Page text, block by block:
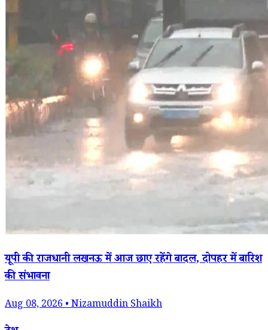
यूपी की राजधानी लखनऊ में आज छाए रहेंगे बादल, दोपहर में बारिश
की संभावना
Aug 08, 2026 • Nizamuddin Shaikh